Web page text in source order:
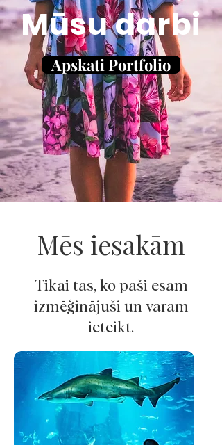
Mūsu darbi
Apskati Portfolio
Mēs iesakām
Tikai tas, ko paši esam
izmēģinājuši un varam
ieteikt.